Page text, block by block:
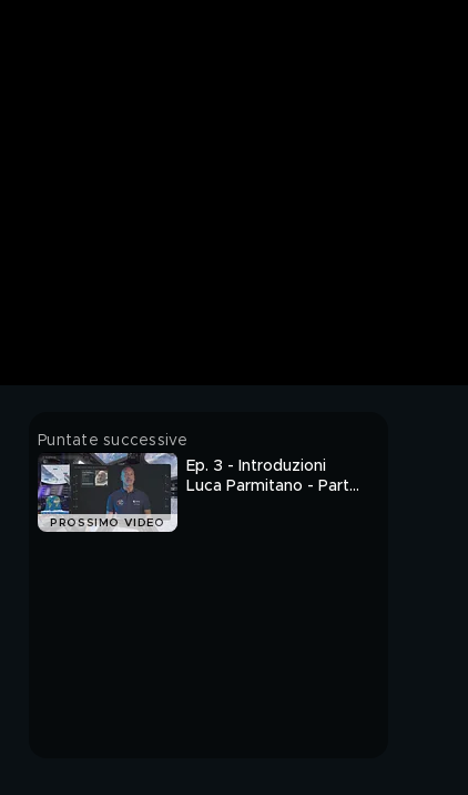
Puntate successive
PROSSIMO VIDEO
Ep. 3 - Introduzioni
Luca Parmitano - Parte